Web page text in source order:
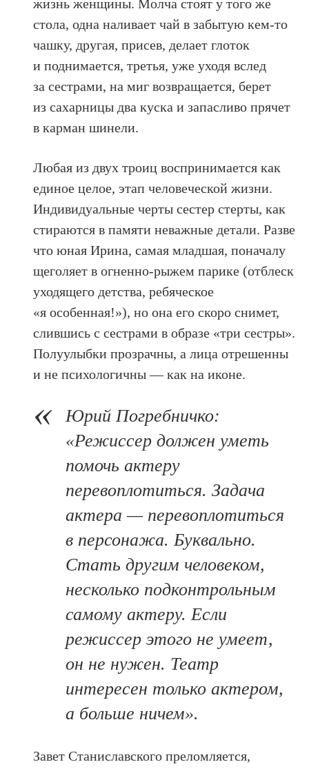
жизнь женщины. Молча стоят у того же
стола, одна наливает чай в забытую кем-то
чашку, другая, присев, делает глоток
и поднимается, третья, уже уходя вслед
за сестрами, на миг возвращается, берет
из сахарницы два куска и запасливо прячет
в карман шинели.
Любая из двух троиц воспринимается как
единое целое, этап человеческой жизни.
Индивидуальные черты сестер стерты, как
стираются в памяти неважные детали. Разве
что юная Ирина, самая младшая, поначалу
щеголяет в огненно-рыжем парике (отблеск
уходящего детства, ребяческое
«я особенная!»), но она его скоро снимет,
слившись с сестрами в образе «три сестры».
Полуулыбки прозрачны, а лица отрешенны
и не психологичны — как на иконе.
Юрий Погребничко:
«Режиссер должен уметь
помочь актеру
перевоплотиться. Задача
актера — перевоплотиться
в персонажа. Буквально.
Стать другим человеком,
несколько подконтрольным
самому актеру. Если
режиссер этого не умеет,
он не нужен. Театр
интересен только актером,
а больше ничем».
Завет Станиславского преломляется,